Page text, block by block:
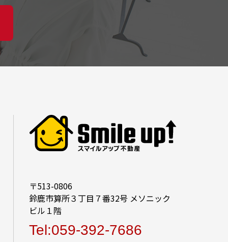
〒513-0806
鈴鹿市算所３丁目７番32号 メソニック
ビル１階
Tel:059-392-7686